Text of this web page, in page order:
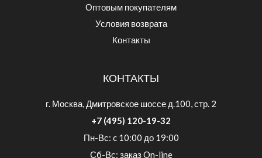
Оптовым покупателям
Условия возврата
Контакты
КОНТАКТЫ
г. Москва, Дмитровское шоссе д.100, стр. 2
+7 (495) 120-19-32
Пн-Вс: c 10:00 до 19:00
Сб-Вс: заказ On-line